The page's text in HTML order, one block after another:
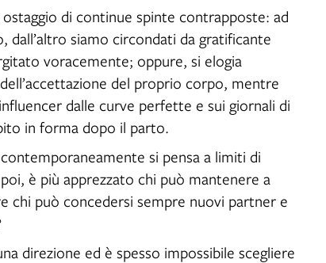
di continue spinte contrapposte: ad
dall’altro siamo circondati da gratificante
voracemente; oppure, si elogia
del proprio corpo, mentre
dalle curve perfette e sui giornali di
in forma dopo il parto.
si pensa a limiti di
è più apprezzato chi può mantenere a
chi può concedersi sempre nuovi partner e
direzione ed è spesso impossibile scegliere